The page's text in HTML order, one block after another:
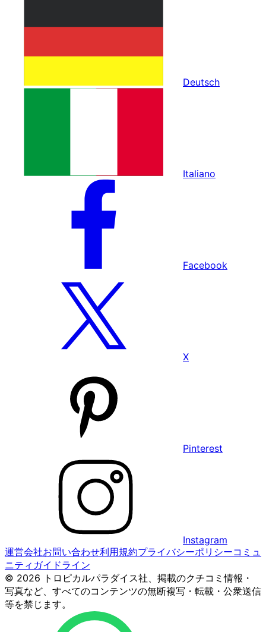
Deutsch
Italiano
Facebook
X
Pinterest
Instagram
運営会社お問い合わせ利用規約プライバシーポリシーコミュ
ニティガイドライン
© 2026 トロピカルパラダイス社、掲載のクチコミ情報・
写真など、すべてのコンテンツの無断複写・転載・公衆送信
等を禁じます。